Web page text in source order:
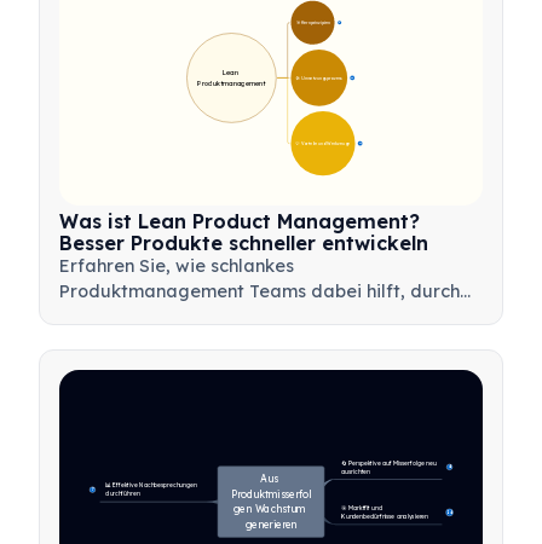
🎯 Kernprinzipien 9
🛠️ Umsetzungsprozess 12
💡 Vorteile und Werkzeuge 17
Lean
Produktmanagement
Was ist Lean Product Management?
Besser Produkte schneller entwickeln
Erfahren Sie, wie schlankes
Produktmanagement Teams dabei hilft, durch
Wesentliche schneller Mehrwert zu liefern.
🔄 Perspektive auf Misserfolge neu
ausrichten
4
📊 Effektive Nachbesprechungen
durchführen
7
🎯 Marktfit und
Kundenbedürfnisse analysieren
14
Aus
Produktmisserfol
gen Wachstum
generieren